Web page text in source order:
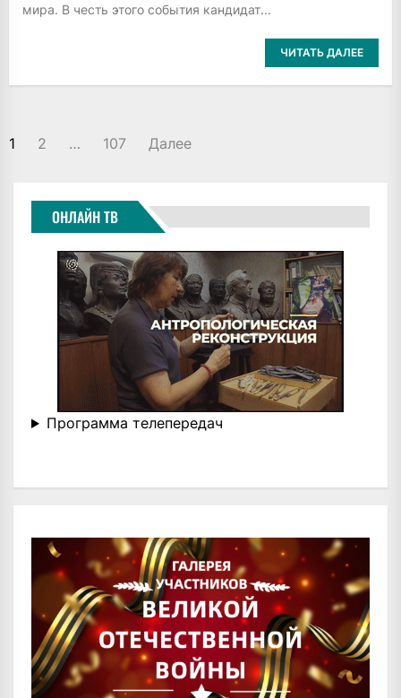
мира. В честь этого события кандидат...
ЧИТАТЬ ДАЛЕЕ
ПАГИНАЦИЯ
1 2 … 107 Далее
ОНЛАЙН ТВ
Программа телепередач